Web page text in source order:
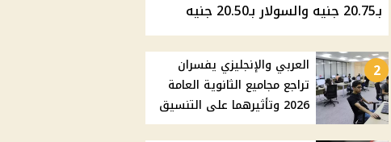
بـ20.75 جنيه والسولار بـ20.50 جنيه
2
العربي والإنجليزي يفسران
تراجع مجاميع الثانوية العامة
2026 وتأثيرهما على التنسيق